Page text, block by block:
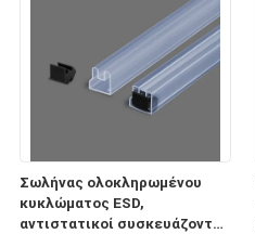
Σωλήνας ολοκληρωμένου
κυκλώματος ESD,
αντιστατικοί συσκευάζοντας